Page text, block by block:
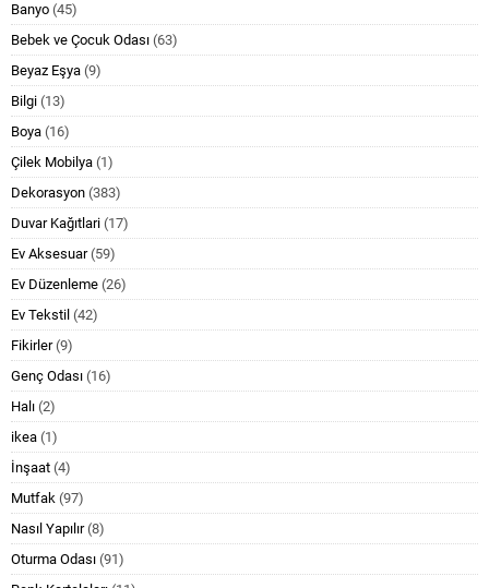
Banyo (45)
Bebek ve Çocuk Odası (63)
Beyaz Eşya (9)
Bilgi (13)
Boya (16)
Çilek Mobilya (1)
Dekorasyon (383)
Duvar Kağıtlari (17)
Ev Aksesuar(59)
Ev Düzenleme (26)
Ev Tekstil (42)
Fikirler(9)
Genç Odası (16)
Halı (2)
ikea (1)
İnşaat (4)
Mutfak (97)
Nasıl Yapılır(8)
Oturma Odası (91)